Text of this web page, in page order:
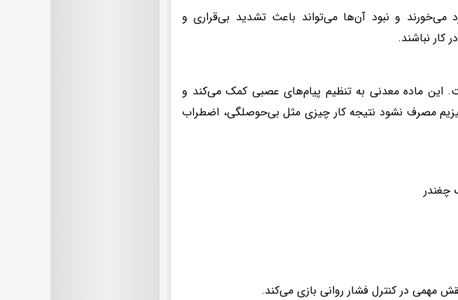
می‌خورند و نبود آن‌ها می‌تواند باعث تشدید بی‌قراری و
نباشند.
این ماده معدنی به تنظیم پیام‌های عصبی کمک می‌کند و
مصرف نشود نتیجه‌ کار چیزی مثل بی‌حوصلگی، اضطراب
چغندر
مهمی در کنترل فشار روانی بازی می‌کند.